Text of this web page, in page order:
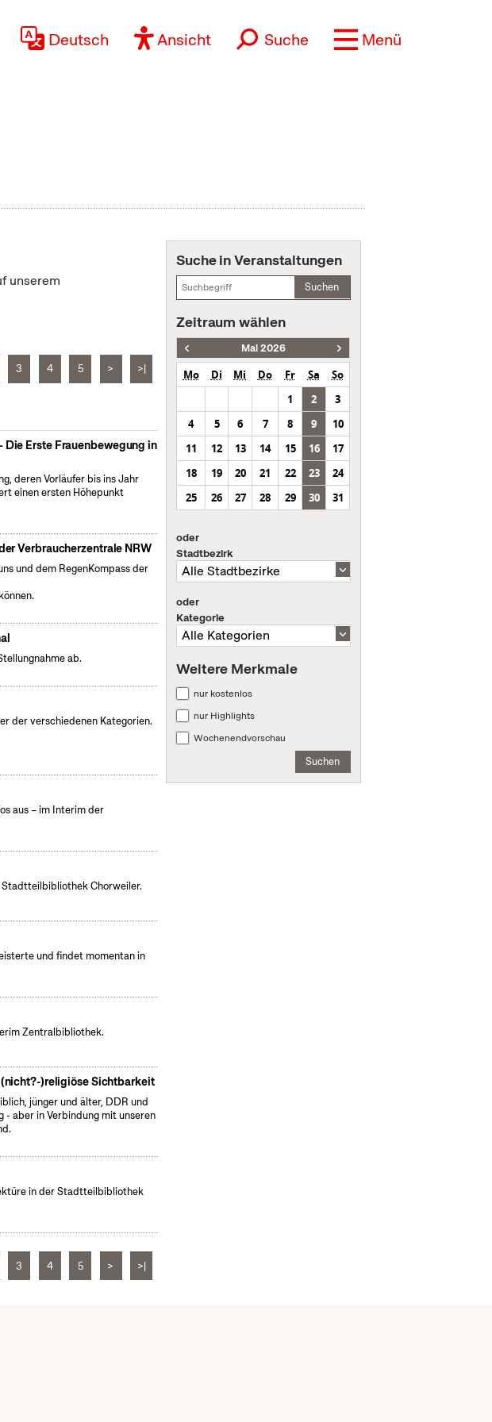
Deutsch Ansicht Suche Menü
unserem
3 4 5 > >|
Erste Frauenbewegung in
deren Vorläufer bis ins Jahr
einen ersten Höhepunkt
Verbraucherzentrale NRW
und dem RegenKompass der
ab.
der verschiedenen Kategorien.
aus – im Interim der
Chorweiler.
und findet momentan in
Zentralbibliothek.
)religiöse Sichtbarkeit
jünger und älter, DDR und
- aber in Verbindung mit unseren
in der Stadtteilbibliothek
3 4 5 > >|
Suche in Veranstaltungen
Suchen
Zeitraum wählen
Mai 2026
Mo Di Mi Do Fr Sa
So
1
2
3
4
5 6 7 8 9
10
11
12 13 14 15 16
17
18
19 20 21 22 23
24
25
26 27 28 29 30 31
oder
Stadtbezirk
oder
Kategorie
Weitere Merkmale
nur kostenlos
nur Highlights
Wochenendvorschau
Suchen